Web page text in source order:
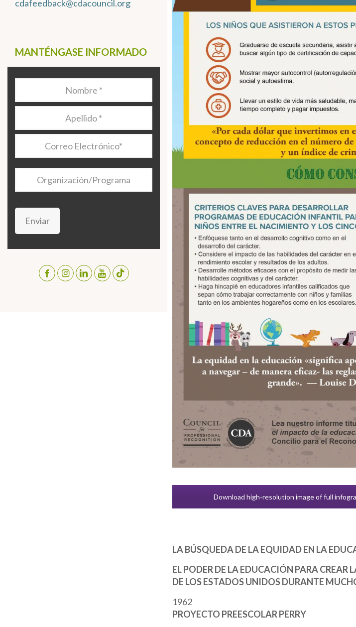
cdafeedback@cdacouncil.org
MANTÉNGASE INFORMADO
Electrónico *
Organización/Programa
Enviar
Download high-resolution image of full
LA BÚSQUEDA DE LA EQUIDAD EN LA
EL PODER DE LA EDUCACIÓN PARA
DE LOS ESTADOS UNIDOS DURANTE
1962
PROYECTO PREESCOLAR PERRY